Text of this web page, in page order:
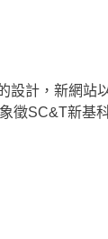
設計，新網站
徵SC&T新基